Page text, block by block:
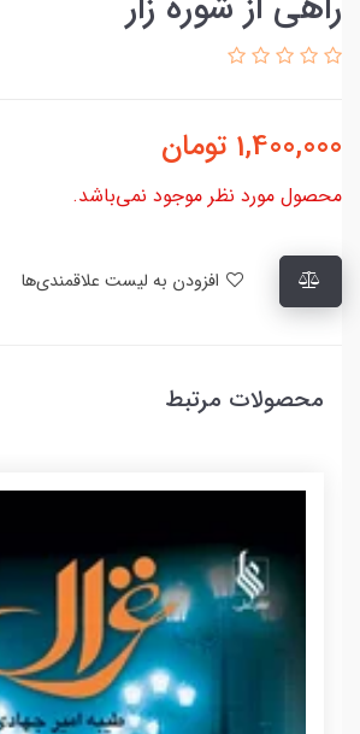
1,400,000 تومان
محصول مورد نظر موجود نمی‌باشد.
محصولات مرتبط